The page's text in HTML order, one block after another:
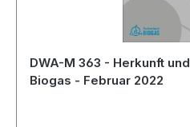
DWA-M 363 - Herkunft
Biogas - Februar 2022